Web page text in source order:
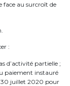
face au surcroît de
:
d’activité partielle ;
paiement instauré
30 juillet 2020 pour